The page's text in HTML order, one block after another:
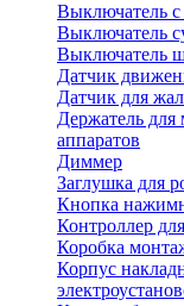
Выключатель
Выключатель
Выключатель
Датчик
Датчик для
Держатель
аппаратов
Диммер
Заглушка для
Кнопка
Контроллер
Коробка
Корпус